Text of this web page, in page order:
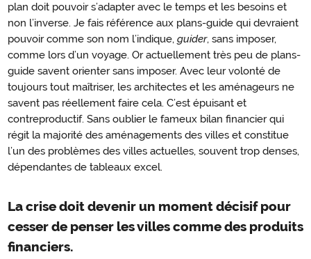
plan doit pouvoir s’adapter avec le temps et les besoins et
non l’inverse. Je fais référence aux plans-guide qui devraient
pouvoir comme son nom l’indique, guider, sans imposer,
comme lors d’un voyage. Or actuellement très peu de plans-
guide savent orienter sans imposer. Avec leur volonté de
toujours tout maîtriser, les architectes et les aménageurs ne
savent pas réellement faire cela. C’est épuisant et
contreproductif. Sans oublier le fameux bilan financier qui
régit la majorité des aménagements des villes et constitue
l’un des problèmes des villes actuelles, souvent trop denses,
dépendantes de tableaux excel.
La crise doit devenir un moment décisif pour
cesser de penser les villes comme des produits
financiers.